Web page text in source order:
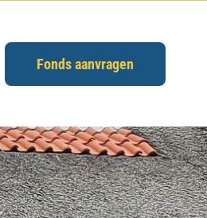
Fonds aanvragen